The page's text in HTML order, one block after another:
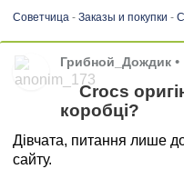
Советчица- Заказы и покупки -
Грибной_Дождик •
Crocs
коробці?
Дівчата, питання лише
сайту.